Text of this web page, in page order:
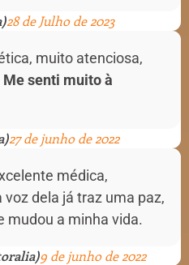
28 de Julho de 2023
muito atenciosa,
Me senti muito à
27 de junho de 2022
médica,
dela já traz uma paz,
mudou a minha vida.
9 de junho de 2022